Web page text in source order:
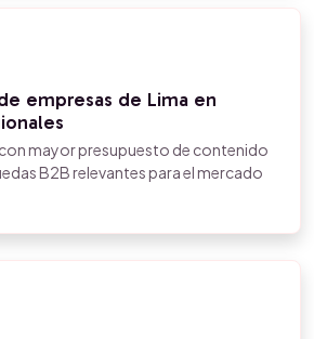
empresas de Lima en
mayor presupuesto de contenido
B2B relevantes para el mercado